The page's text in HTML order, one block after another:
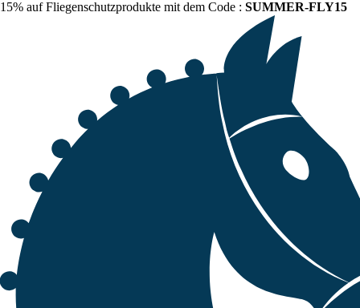
15% auf Fliegenschutzprodukte mit dem Code : SUMMER-FLY15